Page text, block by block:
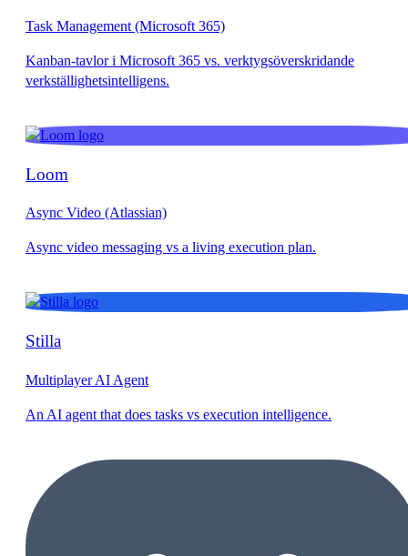
Task Management (Microsoft 365)
Loom
Async Video (Atlassian)
Stilla
Multiplayer AI Agent